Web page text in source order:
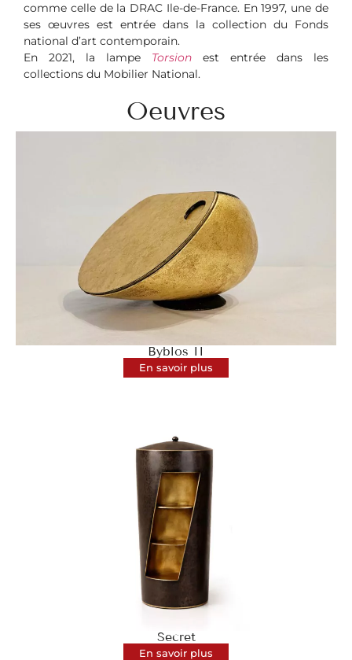
comme celle de la DRAC Ile-de-France. En 1997, une de
ses œuvres est entrée dans la collection du Fonds
national d’art contemporain.
En 2021, la lampe Torsion est entrée dans les
collections du Mobilier National.
Oeuvres
Byblos II
En savoir plus
Secret
En savoir plus